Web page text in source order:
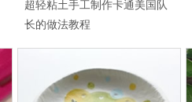
超轻粘土手工制作卡通美国队
长的做法教程